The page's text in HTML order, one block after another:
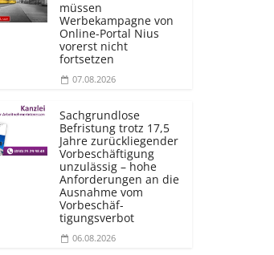
müssen
Werbekampagne von
Online-Portal Nius
vorerst nicht
fortsetzen
07.08.2026
Sachgrundlose
Befristung trotz 17,5
Jahre zurückliegender
Vorbeschäftigung
unzulässig – hohe
Anforderungen an die
Ausnahme vom
Vorbeschäf­
tigungsverbot
06.08.2026